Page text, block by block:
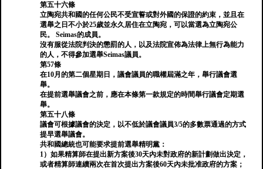
第五十六條
立陶宛共和國的任何公民不受宣誓或對外國的保證的約束，並且在
選舉之日不小於25歲並永久居住在立陶宛，可以當選為立陶宛公
民。 Seimas的成員。
沒有服從法院判決的懲罰的人，以及法院宣佈為法律上無行為能力
的人，不得參加選舉Seimas議員。
第57條
在10月的第二個星期日，議會議員的職權屆滿之年，舉行議會選
舉。
在提前選舉議會之前，應在本條第一款規定的時間舉行議會定期選
舉。
第五十八條
議會可根據議會的決定，以不低於議會議員3/5的多數票通過的方式
提早選舉議會。
共和國總統也可能要求提前選舉精明黨：
1）如果精算師在提出新方案後30天內未對政府的新計劃做出決定，
或者精算師連續兩次在首次提出方案後60天內未批准政府的方案；